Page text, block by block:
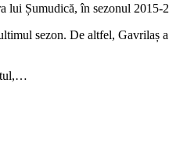
lui Șumudică, în sezonul 2015-
sezon. De altfel, Gavrilaș